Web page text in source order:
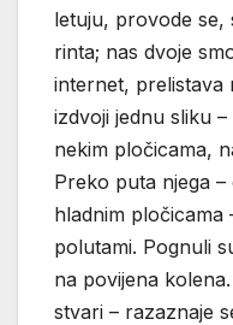
letuju, provode se,
rinta; nas dvoje
internet, prelistava
izdvoji jednu sliku
nekim pločicama,
Preko puta njega
hladnim pločicama
polutami. Pognuli
na povijena
stvari – razaznaje